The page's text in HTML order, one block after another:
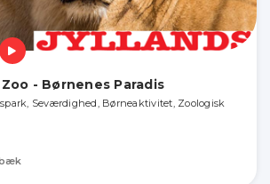
- Børnenes Paradis
Seværdighed, Børneaktivitet, Zoologisk